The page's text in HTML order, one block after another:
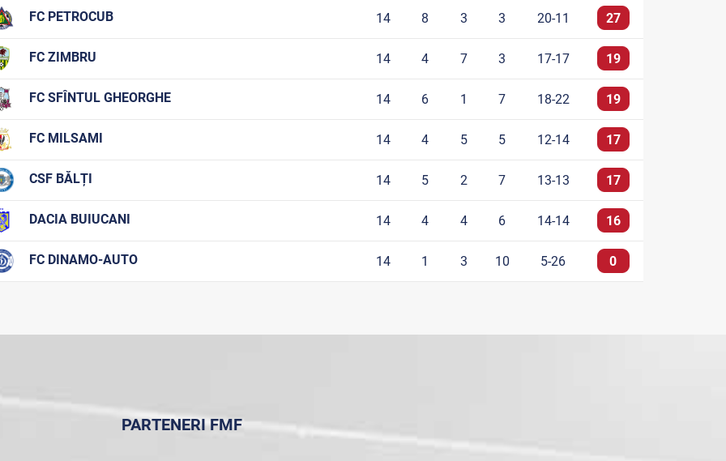
FC PETROCUB 14 8 3 3 20-11 27
FC ZIMBRU 14 4 7 3 17-17 19
FC SFÎNTUL GHEORGHE 14 6 1 7 18-22 19
FC MILSAMI 14 4 5 5 12-14 17
CSF BĂLȚI 14 5 2 7 13-13 17
DACIA BUIUCANI 14 4 4 6 14-14 16
FC DINAMO-AUTO 14 1 3 10 5-26 0
PARTENERI FMF